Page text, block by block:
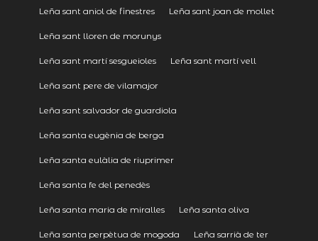
Leña sant aniol de finestres Leña sant joan de mollet
Leña sant lloren de morunys
Leña sant martí sesgueioles Leña sant martí vell
Leña sant pere de vilamajor
Leña sant salvador de guardiola
Leña santa eugènia de berga
Leña santa eulàlia de riuprimer
Leña santa fe del penedès
Leña santa maria de miralles Leña santa oliva
Leña santa perpètua de mogoda Leña sarrià de ter